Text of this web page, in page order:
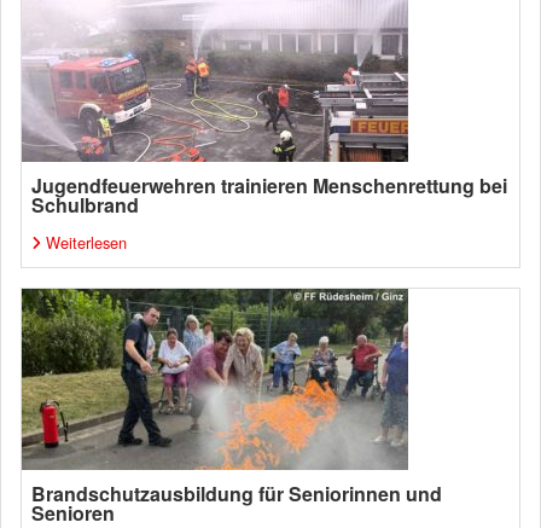
Jugendfeuerwehren trainieren Menschenrettung bei
Schulbrand
Weiterlesen
Brandschutzausbildung für Seniorinnen und
Senioren